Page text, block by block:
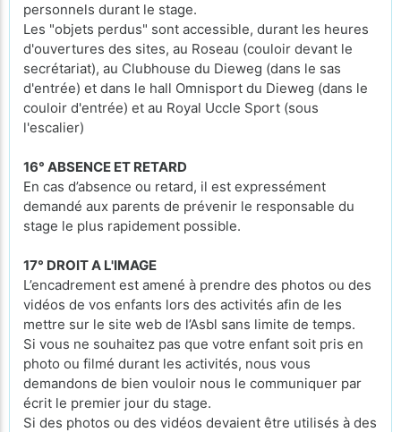
personnels durant le stage.
Les "objets perdus" sont accessible, durant les heures
d'ouvertures des sites, au Roseau (couloir devant le
secrétariat), au Clubhouse du Dieweg (dans le sas
d'entrée) et dans le hall Omnisport du Dieweg (dans le
couloir d'entrée) et au Royal Uccle Sport (sous
l'escalier)
16° ABSENCE ET RETARD
En cas d’absence ou retard, il est expressément
demandé aux parents de prévenir le responsable du
stage le plus rapidement possible.
17° DROIT A L'IMAGE
L’encadrement est amené à prendre des photos ou des
vidéos de vos enfants lors des activités afin de les
mettre sur le site web de l’Asbl sans limite de temps.
Si vous ne souhaitez pas que votre enfant soit pris en
photo ou filmé durant les activités, nous vous
demandons de bien vouloir nous le communiquer par
écrit le premier jour du stage.
Si des photos ou des vidéos devaient être utilisés à des